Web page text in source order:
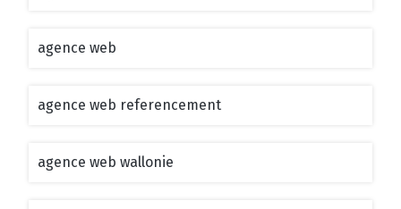
agence web
agence web referencement
agence web wallonie